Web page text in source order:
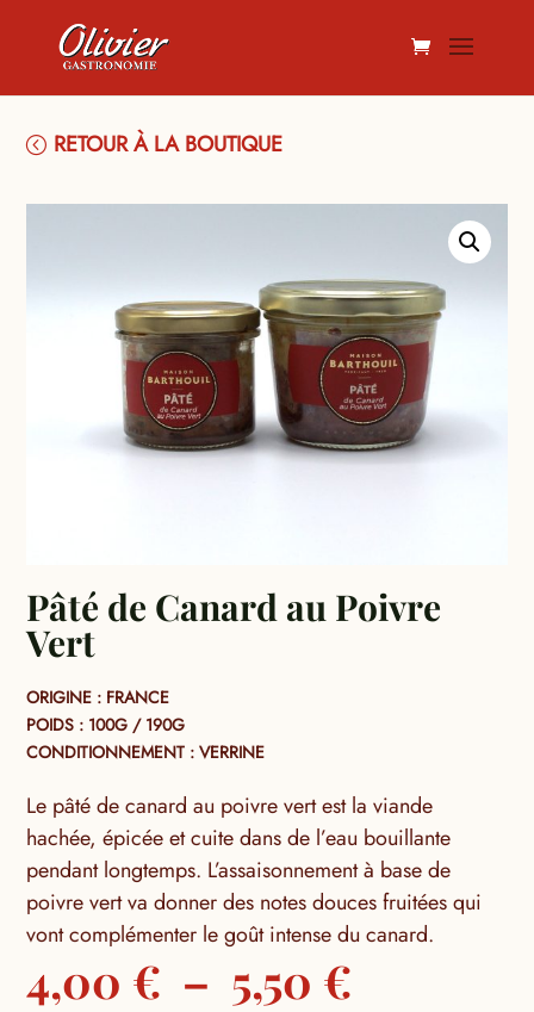
RETOUR À LA BOUTIQUE
Pâté de Canard au Poivre
Vert
ORIGINE : FRANCE
POIDS : 100G / 190G
CONDITIONNEMENT : VERRINE
Le pâté de canard au poivre vert est la viande
hachée, épicée et cuite dans de l’eau bouillante
pendant longtemps. L’assaisonnement à base de
poivre vert va donner des notes douces fruitées qui
vont complémenter le goût intense du canard.
4,00 € – 5,50 €